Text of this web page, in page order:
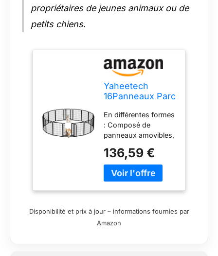
propriétaires de jeunes animaux ou de
petits chiens.
Yaheetech
16Panneaux Parc
Chenil Enclos en
Métal avec Porte
En différentes formes
: Composé de
panneaux amovibles,
de compagnie peut
être construit de
manière flexible, en
carré, rectangle, etc.
Pratique à ranger :
136,59 €
Disponibilité et prix à jour – informations fournies par
Amazon